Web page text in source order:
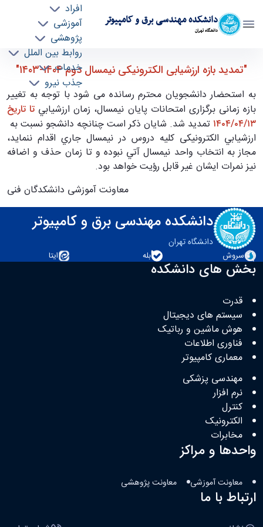
دانشکده مهندسی برق و کامپیوتر
دانشگاه تهران
افراد
آموزشی
پژوهشی
روابط بین الملل
خدمات
جذب نیرو
"تمدید بازه ارزشیابی الکترونیکی نیمسال دوم
۱۴۰۴-۱۴۰۳" - ece- دانشکده مهندسی برق و
کامپیوتر
"تمدید بازه ارزشیابی الکترونیکی نیمسال دوم ۱۴۰۴-۱۴۰۳"
به استحضار دانشجویان محترم رسانده می شود با توجه به تغییر
بازه زمانی برگزاری امتحانات پایان نیمسال، زمان ارزشيابي تا تاريخ
۱۴۰۴/۰۴/۱۳ تمدید شد. شایان ذکر است چنانچه دانشجو نسبت به
ارزشيابي الکترونیکی کلیه دروس در نيمسال جاري اقدام ننمايد،
مجاز به انتخاب واحد نیمسال آتي نبوده و تا زمان حذف و اضافه
نيز نمرات ايشان غير قابل رؤيت خواهد بود.
معاونت آموزشی دانشکدگان فنی
دانشکده مهندسی برق و کامپیوتر
دانشگاه تهران
سروش
بله ایتا
بخش های دانشکده
قدرت
سیستم های دیجیتال
هوش ماشین و رباتیک
فناوری اطلاعات
معماری کامپیوتر
مهندسی پزشکی
نرم افزار
کنترل
الکترونیک
مخابرات
واحدها و مراکز
معاونت آموزشی معاونت پژوهشی
ارتباط با ما